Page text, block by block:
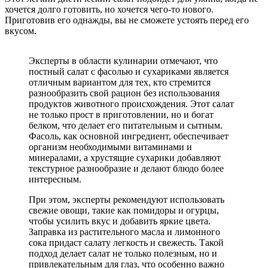
хочется долго готовить, но хочется чего-то нового.
Приготовив его однажды, вы не сможете устоять перед его
вкусом.
Эксперты в области кулинарии отмечают, что
постный салат с фасолью и сухариками является
отличным вариантом для тех, кто стремится
разнообразить свой рацион без использования
продуктов животного происхождения. Этот салат
не только прост в приготовлении, но и богат
белком, что делает его питательным и сытным.
Фасоль, как основной ингредиент, обеспечивает
организм необходимыми витаминами и
минералами, а хрустящие сухарики добавляют
текстурное разнообразие и делают блюдо более
интересным.
При этом, эксперты рекомендуют использовать
свежие овощи, такие как помидоры и огурцы,
чтобы усилить вкус и добавить яркие цвета.
Заправка из растительного масла и лимонного
сока придаст салату легкость и свежесть. Такой
подход делает салат не только полезным, но и
привлекательным для глаз, что особенно важно